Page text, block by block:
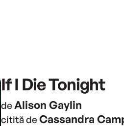
If I Die Tonight
de Alison Gaylin
citită de Cassandra